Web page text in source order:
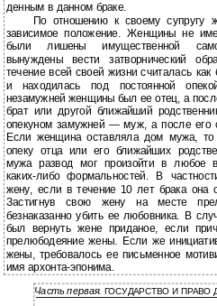
денным в данном браке.
По отношению к своему супругу
зависимое положение. Женщины не
были лишены имущественной
вынуждены вести затворнический
течение всей своей жизни считалась
и находилась под постоянной
незамужней женщины был ее отец, а
брат или другой ближайший
опекуном замужней — муж, а после его
Если женщина оставляла дом мужа, то
опеку отца или его ближайших
мужа развод мог произойти в любое
каких-либо формальностей. В
жену, если в течение 10 лет брака она
Застигнув свою жену на месте
безнаказанно убить ее любовника. В
был вернуть жене приданое, если
прелюбодеяние жены. Если же
жены, требовалось ее письменное
имя архонта-эпонима.
Часть первая. ГОСУДАРСТВО И ПРАВО